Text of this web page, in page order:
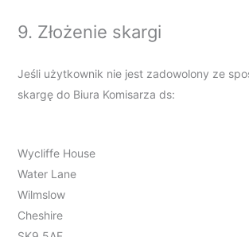
9. Złożenie skargi
Jeśli użytkownik nie jest zadowolony ze
skargę do Biura Komisarza ds:
Wycliffe House
Water Lane
Wilmslow
Cheshire